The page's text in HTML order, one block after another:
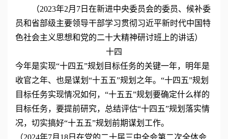
（2023年2月7日在新进中央委员会的委员、候补委
员和省部级主要领导干部学习贯彻习近平新时代中国特
色社会主义思想和党的二十大精神研讨班上的讲话）
十四
今年是实现“十四五”规划目标任务的关键一年，明年是
收官之年、也是谋划“十五五”规划之年。“十四五”规划
目标任务实现情况如何，“十五五”规划要确定什么样的
目标任务，要提前研究，总结评估“十四五”规划落实情
况，切实搞好“十五五”规划前期谋划工作。
（2024年7月18日在党的二十届三中全会第二次全体会